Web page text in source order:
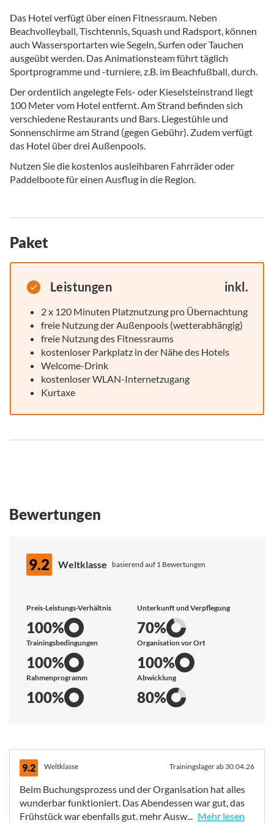
Das Hotel verfügt über einen Fitnessraum. Neben
Beachvolleyball, Tischtennis, Squash und Radsport, können
auch Wassersportarten wie Segeln, Surfen oder Tauchen
ausgeübt werden. Das Animationsteam führt täglich
Sportprogramme und -turniere, z.B. im Beachfußball, durch.
Der ordentlich angelegte Fels- oder Kieselsteinstrand liegt
100 Meter vom Hotel entfernt. Am Strand befinden sich
verschiedene Restaurants und Bars. Liegestühle und
Sonnenschirme am Strand (gegen Gebühr). Zudem verfügt
das Hotel über drei Außenpools.
Nutzen Sie die kostenlos ausleihbaren Fahrräder oder
Paddelboote für einen Ausflug in die Region.
Paket
Leistungen inkl.
2 x 120 Minuten Platznutzung pro Übernachtung
freie Nutzung der Außenpools (wetterabhängig)
freie Nutzung des Fitnessraums
kostenloser Parkplatz in der Nähe des Hotels
Welcome-Drink
kostenloser WLAN-Internetzugang
Kurtaxe
Bewertungen
9.2 Weltklasse basierend auf 1 Bewertungen
Preis-Leistungs-Verhältnis
100%
Unterkunft und Verpflegung
70%
Trainingsbedingungen
100%
Organisation vor Ort
100%
Rahmenprogramm
100%
Abwicklung
80%
9.2 Weltklasse Trainingslager ab 30.04.26
Beim Buchungsprozess und der Organisation hat alles
wunderbar funktioniert. Das Abendessen war gut, das
Frühstück war ebenfalls gut. mehr Ausw... Mehr lesen